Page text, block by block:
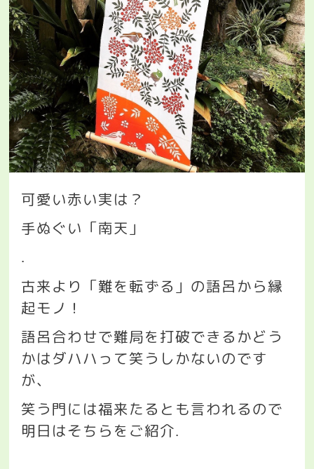
可愛い赤い実は？
手ぬぐい「南天」
.
古来より「難を転ずる」の語呂から縁
起モノ！
語呂合わせで難局を打破できるかどう
かはダハハって笑うしかないのです
が、
笑う門には福来たるとも言われるので
明日はそちらをご紹介.